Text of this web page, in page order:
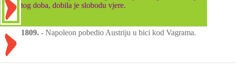
tog doba, dobila je slobodu vjere.
1809. - Napoleon pobedio Austriju u bici kod Vagrama.